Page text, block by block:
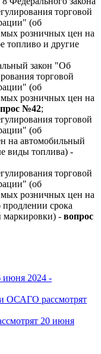
торговой
(об
розничных цен на
топливо и другие
закон "Об
торговой
(об
розничных цен на
№42;
торговой
(об
на автомобильный
виды топлива) -
торговой
(об
розничных цен на
срока
маркировки) - вопрос
июня 2024 -
ОСАГО рассмотрят
20 июня